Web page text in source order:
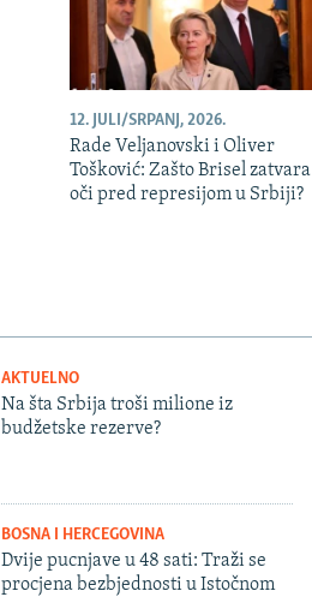
12. JULI/SRPANJ, 2026.
Rade Veljanovski i Oliver
Tošković: Zašto Brisel zatvara
oči pred represijom u Srbiji?
AKTUELNO
Na šta Srbija troši milione iz
budžetske rezerve?
BOSNA I HERCEGOVINA
Dvije pucnjave u 48 sati: Traži se
procjena bezbjednosti u Istočnom